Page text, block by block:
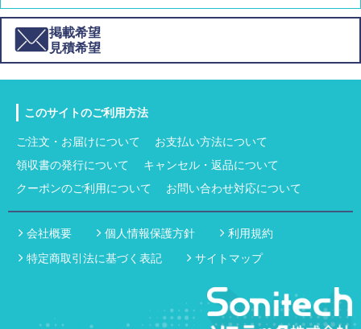
掲載希望
見積希望
このサイトのご利用方法
ご注文・お届けについて
お支払い方法について
領収書の発行について
キャンセル・返品について
クーポンのご利用について
お問い合わせ対応について
会社概要 個人情報保護方針
利用規約
特定商取引法に基づく表記
サイトマップ